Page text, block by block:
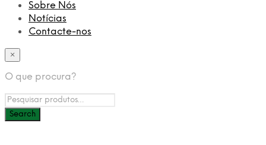
Sobre Nós
Notícias
Contacte-nos
×
O que procura?